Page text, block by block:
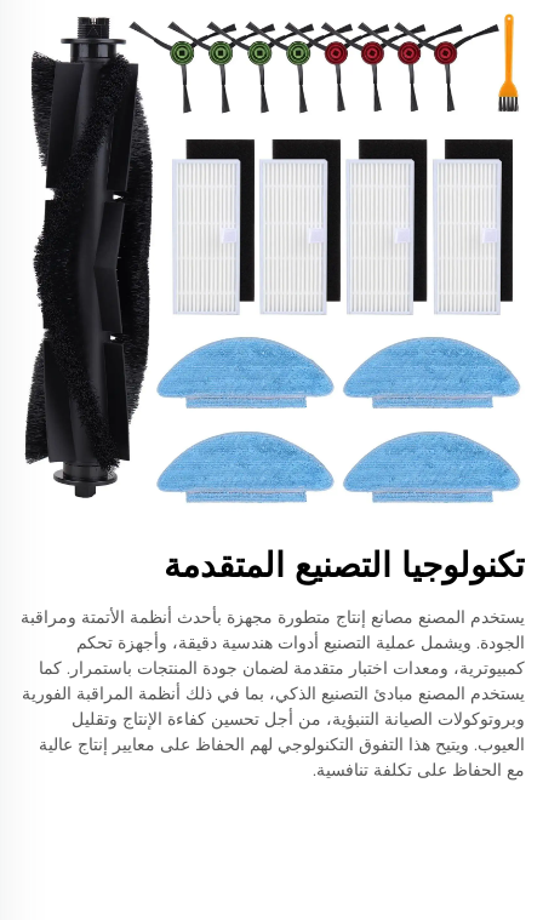
تكنولوجيا التصنيع المتقدمة
يستخدم المصنع مصانع إنتاج متطورة مجهزة بأحدث أنظمة الأتمتة ومراقبة
الجودة. ويشمل عملية التصنيع أدوات هندسية دقيقة، وأجهزة تحكم
كمبيوترية، ومعدات اختبار متقدمة لضمان جودة المنتجات باستمرار. كما
يستخدم المصنع مبادئ التصنيع الذكي، بما في ذلك أنظمة المراقبة الفورية
وبروتوكولات الصيانة التنبؤية، من أجل تحسين كفاءة الإنتاج وتقليل
العيوب. ويتيح هذا التفوق التكنولوجي لهم الحفاظ على معايير إنتاج عالية
مع الحفاظ على تكلفة تنافسية.